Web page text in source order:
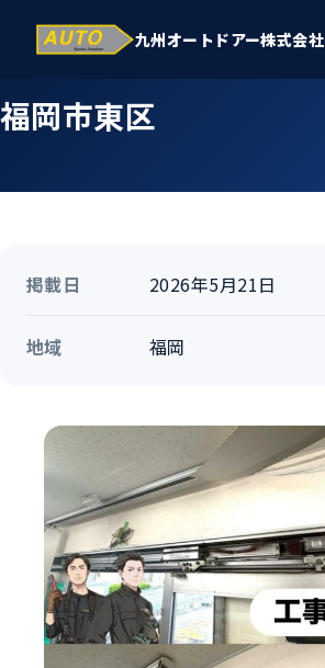
九州オートドアー株式会社
ホーム›施工事例›福岡
福岡市東区
掲載日 2026年5月21日
地域 福岡